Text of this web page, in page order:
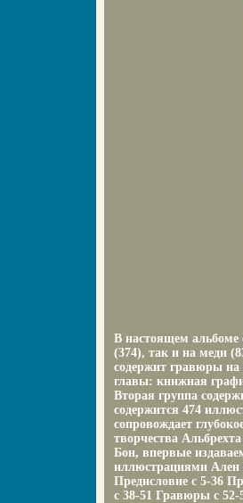
В настоящем альбоме
(374), так и на меди
содержит гравюры на
главы: книжная
Вторая группа
содержится 474
сопровождает
творчества
Бон, впервые
иллюстрациями Ален
Предисловие c 5-36
c 38-51 Гравюры c